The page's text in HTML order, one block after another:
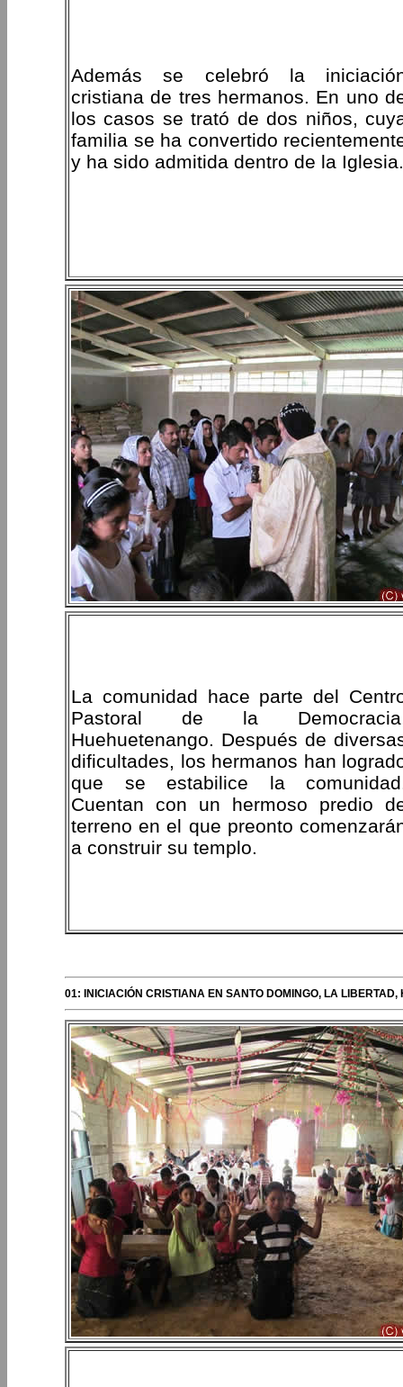
Además se celebró la
cristiana de tres hermanos. En uno
los casos se trató de dos niños,
familia se ha convertido
y ha sido admitida dentro de la Iglesia.
La comunidad hace parte del
Pastoral de la
Huehuetenango. Después de
dificultades, los hermanos han
que se estabilice la
Cuentan con un hermoso predio
terreno en el que preonto
a construir su templo.
01: INICIACIÓN CRISTIANA EN SANTO DOMINGO, LA LIBERTAD,